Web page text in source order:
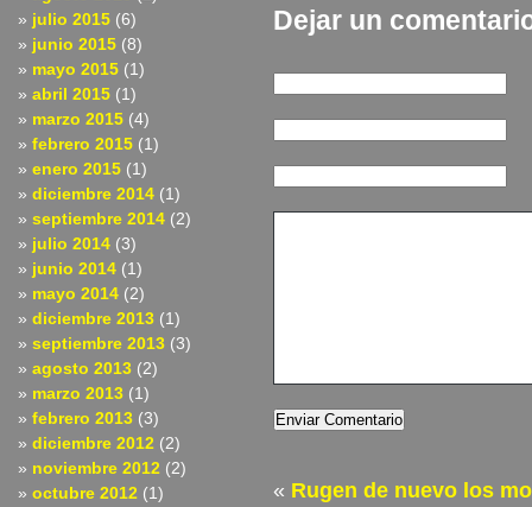
julio 2015 (6)
junio 2015 (8)
mayo 2015 (1)
abril 2015 (1)
marzo 2015 (4)
febrero 2015 (1)
enero 2015 (1)
diciembre 2014 (1)
septiembre 2014 (2)
julio 2014 (3)
junio 2014 (1)
mayo 2014 (2)
diciembre 2013 (1)
septiembre 2013 (3)
agosto 2013 (2)
marzo 2013 (1)
febrero 2013 (3)
diciembre 2012 (2)
noviembre 2012 (2)
octubre 2012 (1)
Dejar un
« Rugen de nuevo los